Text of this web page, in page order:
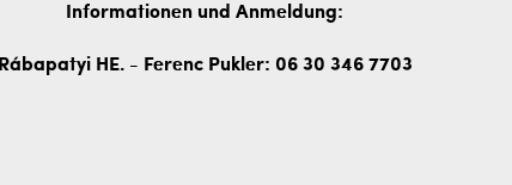
Informationen und Anmeldung:
Rábapatyi HE. - Ferenc Pukler: 06 30 346 7703